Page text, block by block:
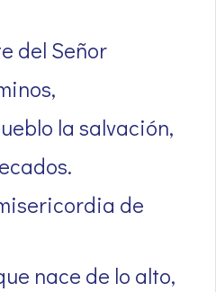
del Señor
la salvación,
de
nace de lo alto,